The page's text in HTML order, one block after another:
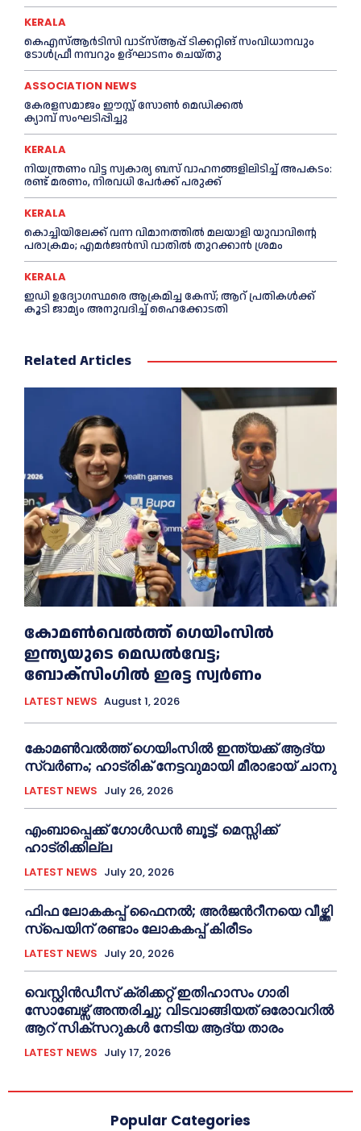
KERALA
കെഎസ്‌ആര്‍ടിസി വാട്‌സ്‌ആപ്പ് ടിക്കറ്റിങ് സംവിധാനവും
ടോള്‍ഫ്രീ നമ്പറും ഉദ്ഘാടനം ചെയ്തു
ASSOCIATION NEWS
കേരളസമാജം ഈസ്റ്റ് സോണ്‍ മെഡിക്കൽ
ക്യാമ്പ് സംഘടിപ്പിച്ചു
KERALA
നിയന്ത്രണം വിട്ട സ്വകാര്യ ബസ് വാഹനങ്ങളിലിടിച്ച്‌ അപകടം:
രണ്ട് മരണം, നിരവധി പേർക്ക് പരുക്ക്
KERALA
കൊച്ചിയിലേക്ക് വന്ന വിമാനത്തില്‍ മലയാളി യുവാവിന്റെ
പരാക്രമം; എമര്‍ജൻസി വാതില്‍ തുറക്കാൻ ശ്രമം
KERALA
ഇഡി ഉദ്യോഗസ്ഥരെ ആക്രമിച്ച കേസ്; ആറ് പ്രതികള്‍ക്ക്
കൂടി ജാമ്യം അനുവദിച്ച്‌ ഹൈക്കോടതി
Related Articles
കോമൺവെൽത്ത് ഗെയിംസില്‍
ഇന്ത്യയുടെ മെഡൽവേട്ട;
ബോക്സിംഗിൽ ഇരട്ട സ്വർണം
LATEST NEWS August 1, 2026
കോമൺവൽത്ത് ഗെയിംസിൽ ഇന്ത്യക്ക് ആദ്യ
സ്വർണം; ഹാട്രിക് നേട്ടവുമായി മീരാഭായ് ചാനു
LATEST NEWS July 26, 2026
എംബാപ്പെക്ക് ഗോൾഡൻ ബൂട്ട്; മെസ്സിക്ക്
ഹാട്രിക്കില്ല
LATEST NEWS July 20, 2026
ഫിഫ ലോകകപ്പ് ഫൈനൽ; അർജന്‍റീനയെ വീഴ്ത്തി
സ്പെയിന് രണ്ടാം ലോകകപ്പ് കിരീടം
LATEST NEWS July 20, 2026
വെസ്റ്റിൻഡീസ് ക്രിക്കറ്റ് ഇതിഹാസം ഗാരി
സോബേഴ്സ് അന്തരിച്ചു; വിടവാങ്ങിയത് ഒരോവറിൽ
ആറ് സിക്സറുകൾ നേടിയ ആദ്യ താരം
LATEST NEWS July 17, 2026
Popular Categories